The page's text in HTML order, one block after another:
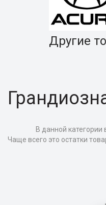
Другие
В данной
Чаще всего это остатки